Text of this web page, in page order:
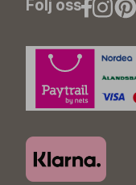
Följ oss